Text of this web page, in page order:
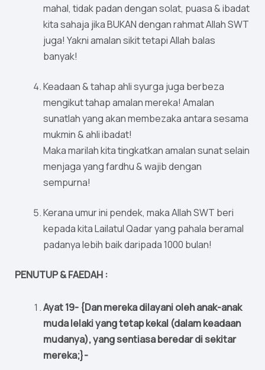
mahal, tidak padan dengan solat, puasa & ibadat
kita sahaja jika BUKAN dengan rahmat Allah SWT
juga! Yakni amalan sikit tetapi Allah balas
banyak!
Keadaan & tahap ahli syurga juga berbeza
mengikut tahap amalan mereka! Amalan
sunatlah yang akan membezaka antara sesama
mukmin & ahli ibadat!
Maka marilah kita tingkatkan amalan sunat selain
menjaga yang fardhu & wajib dengan
sempurna!
Kerana umur ini pendek, maka Allah SWT beri
kepada kita Lailatul Qadar yang pahala beramal
padanya lebih baik daripada 1000 bulan!
PENUTUP & FAEDAH :
Ayat 19- {Dan mereka dilayani oleh anak-anak
muda lelaki yang tetap kekal (dalam keadaan
mudanya), yang sentiasa beredar di sekitar
mereka;}-